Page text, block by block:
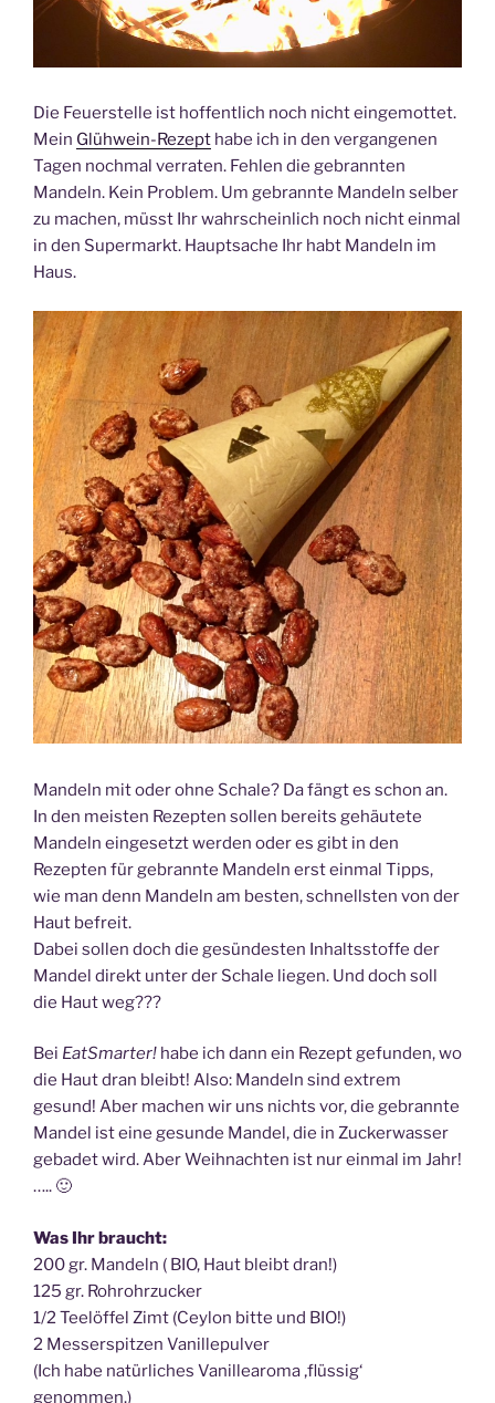
Die Feuerstelle ist hoffentlich noch nicht eingemottet.
Mein Glühwein-Rezept habe ich in den vergangenen
Tagen nochmal verraten. Fehlen die gebrannten
Mandeln. Kein Problem. Um gebrannte Mandeln selber
zu machen, müsst Ihr wahrscheinlich noch nicht einmal
in den Supermarkt. Hauptsache Ihr habt Mandeln im
Haus.
Mandeln mit oder ohne Schale? Da fängt es schon an.
In den meisten Rezepten sollen bereits gehäutete
Mandeln eingesetzt werden oder es gibt in den
Rezepten für gebrannte Mandeln erst einmal Tipps,
wie man denn Mandeln am besten, schnellsten von der
Haut befreit.
Dabei sollen doch die gesündesten Inhaltsstoffe der
Mandel direkt unter der Schale liegen. Und doch soll
die Haut weg???
Bei EatSmarter! habe ich dann ein Rezept gefunden, wo
die Haut dran bleibt! Also: Mandeln sind extrem
gesund! Aber machen wir uns nichts vor, die gebrannte
Mandel ist eine gesunde Mandel, die in Zuckerwasser
gebadet wird. Aber Weihnachten ist nur einmal im Jahr!
….. 🙂
Was Ihr braucht:
200 gr. Mandeln ( BIO, Haut bleibt dran!)
125 gr. Rohrohrzucker
1/2 Teelöffel Zimt (Ceylon bitte und BIO!)
2 Messerspitzen Vanillepulver
(Ich habe natürliches Vanillearoma ‚flüssig‘
genommen.)